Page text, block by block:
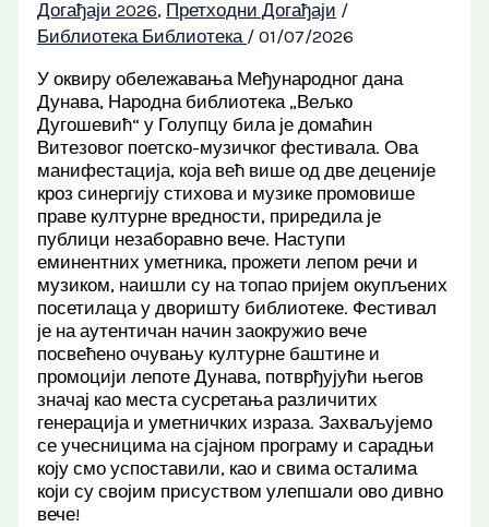
Догађаји 2026, Претходни Догађаји /
Библиотека Библиотека /01/07/2026
У оквиру обележавања Међународног дана
Дунава, Народна библиотека „Вељко
Дугошевић“ у Голупцу била је домаћин
Витезовог поетско-музичког фестивала. Ова
манифестација, која већ више од две деценије
кроз синергију стихова и музике промовише
праве културне вредности, приредила је
публици незаборавно вече. Наступи
еминентних уметника, прожети лепом речи и
музиком, наишли су на топао пријем окупљених
посетилаца у дворишту библиотеке. Фестивал
је на аутентичан начин заокружио вече
посвећено очувању културне баштине и
промоцији лепоте Дунава, потврђујући његов
значај као места сусретања различитих
генерација и уметничких израза. Захваљујемо
се учесницима на сјајном програму и сарадњи
коју смо успоставили, као и свима осталима
који су својим присуством улепшали ово дивно
вече!